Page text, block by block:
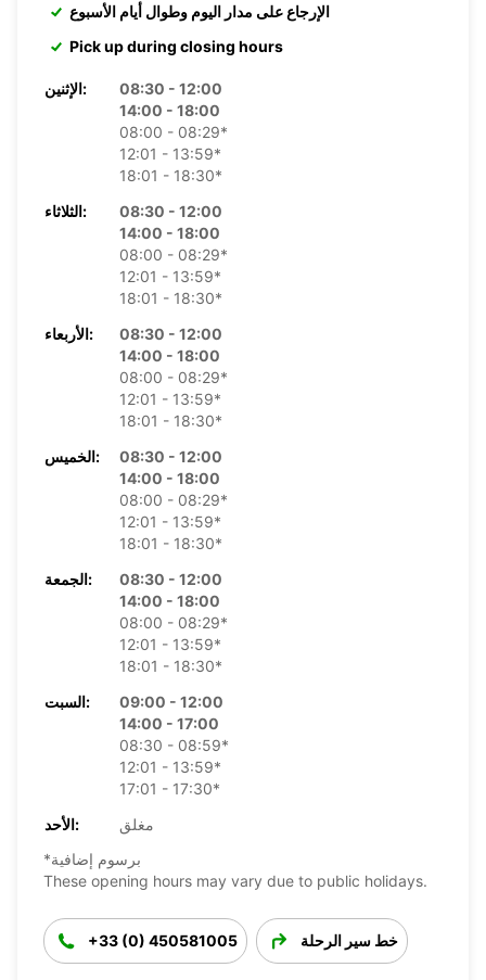
الإرجاع على مدار اليوم وطوال أيام الأسبوع
Pick up during closing hours
الإثنين:
08:30 - 12:00
14:00 - 18:00
08:00 - 08:29*
12:01 - 13:59*
18:01 - 18:30*
الثلاثاء:
08:30 - 12:00
14:00 - 18:00
08:00 - 08:29*
12:01 - 13:59*
18:01 - 18:30*
الأربعاء:
08:30 - 12:00
14:00 - 18:00
08:00 - 08:29*
12:01 - 13:59*
18:01 - 18:30*
الخميس:
08:30 - 12:00
14:00 - 18:00
08:00 - 08:29*
12:01 - 13:59*
18:01 - 18:30*
الجمعة:
08:30 - 12:00
14:00 - 18:00
08:00 - 08:29*
12:01 - 13:59*
18:01 - 18:30*
السبت:
09:00 - 12:00
14:00 - 17:00
08:30 - 08:59*
12:01 - 13:59*
17:01 - 17:30*
الأحد:
مغلق
*برسوم إضافية
These opening hours may vary due to public holidays.
+33 (0) 450581005 خط سير الرحلة